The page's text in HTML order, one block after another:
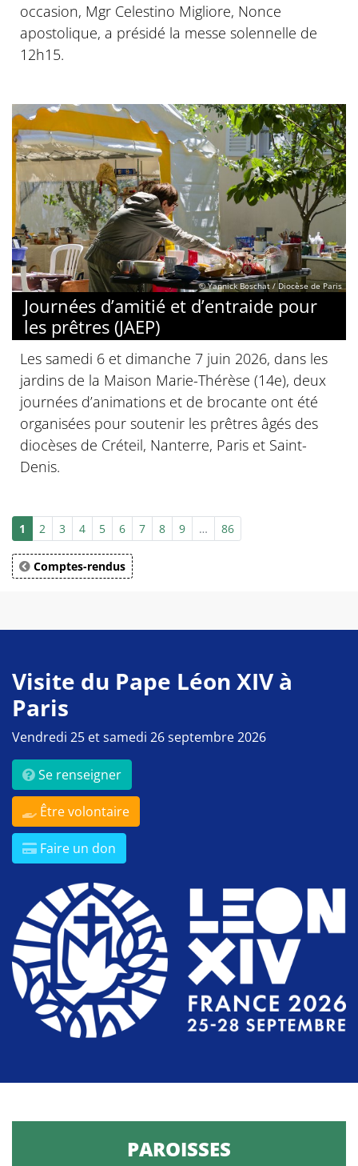
occasion, Mgr Celestino Migliore, Nonce
apostolique, a présidé la messe solennelle de
12h15.
© Yannick Boschat / Diocèse de Paris
Journées d’amitié et d’entraide pour
les prêtres (JAEP)
Les samedi 6 et dimanche 7 juin 2026, dans les
jardins de la Maison Marie-Thérèse (14e), deux
journées d’animations et de brocante ont été
organisées pour soutenir les prêtres âgés des
diocèses de Créteil, Nanterre, Paris et Saint-
Denis.
1 2 3 4 5 6 7 8 9 … 86
Comptes-rendus
Visite du Pape Léon XIV à
Paris
Vendredi 25 et samedi 26 septembre 2026
Se renseigner
Être volontaire
Faire un don
PAROISSES